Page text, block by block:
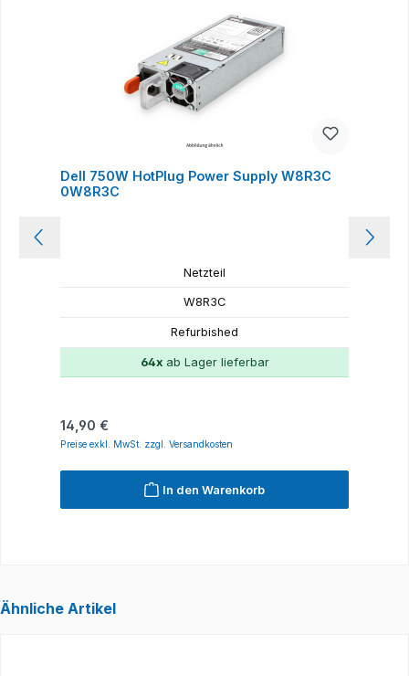
Dell 750W HotPlug Power Supply W8R3C
0W8R3C
Netzteil
W8R3C
Refurbished
64xab Lager lieferbar
Regulärer Preis:
14,90 €
Preise exkl. MwSt. zzgl. Versandkosten
In den Warenkorb
Ähnliche Artikel